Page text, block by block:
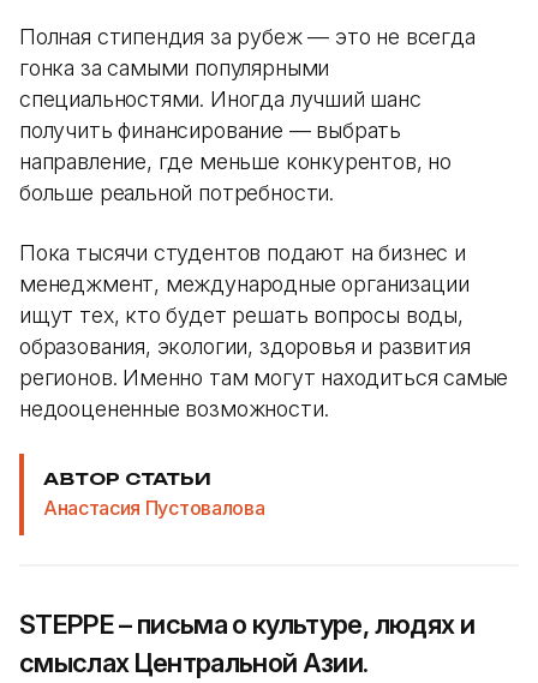
Полная стипендия за рубеж — это не всегда
гонка за самыми популярными
специальностями. Иногда лучший шанс
получить финансирование — выбрать
направление, где меньше конкурентов, но
больше реальной потребности.
Пока тысячи студентов подают на бизнес и
менеджмент, международные организации
ищут тех, кто будет решать вопросы воды,
образования, экологии, здоровья и развития
регионов. Именно там могут находиться самые
недооцененные возможности.
АВТОР СТАТЬИ
Анастасия Пустовалова
STEPPE – письма о культуре, людях и
смыслах Центральной Азии.